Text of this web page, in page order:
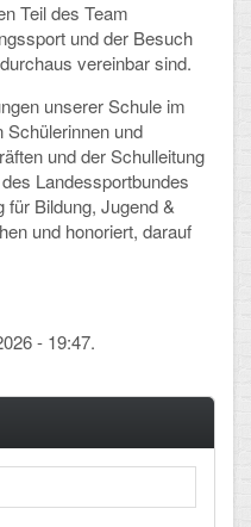
Tauschordner)
Teil des Team
und der Besuch
vereinbar sind.
unserer Schule im
Schülerinnen und
und der Schulleitung
Landessportbundes
für Bildung, Jugend &
und honoriert, darauf
- 19:47.